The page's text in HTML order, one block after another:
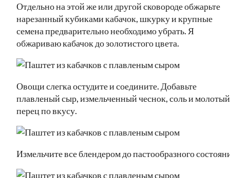
Отдельно на этой же или другой сковороде обжарьте
нарезанный кубиками кабачок, шкурку и крупные
семена предварительно необходимо убрать. Я
обжариваю кабачок до золотистого цвета.
Овощи слегка остудите и соедините. Добавьте
плавленый сыр, измельченный чеснок, соль и молотый
перец по вкусу.
Измельчите все блендером до пастообразного